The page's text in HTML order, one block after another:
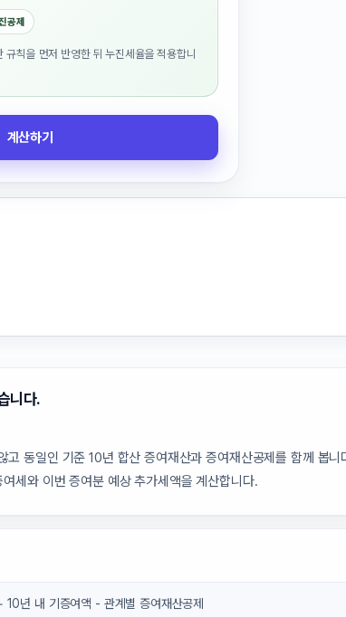
공제
칙을 먼저 반영한 뒤 누진세율을 적용합니
계산하기
니다.
고 동일인 기준 10년 합산 증여재산과 증여재산공제를 함께 봅
세와 이번 증여분 예상 추가세액을 계산합니다.
년 내 기증여액 - 관계별 증여재산공제